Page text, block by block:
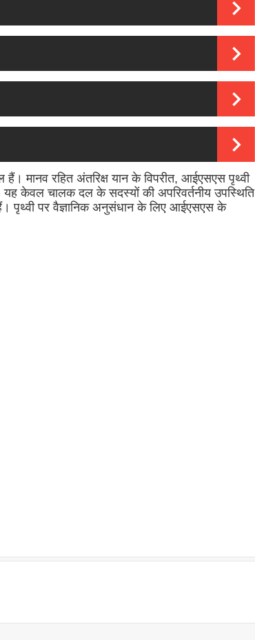
मानव रहित अंतरिक्ष यान के विपरीत, आईएसएस पृथ्वी
केवल चालक दल के सदस्यों की अपरिवर्तनीय उपस्थिति
पर वैज्ञानिक अनुसंधान के लिए आईएसएस के